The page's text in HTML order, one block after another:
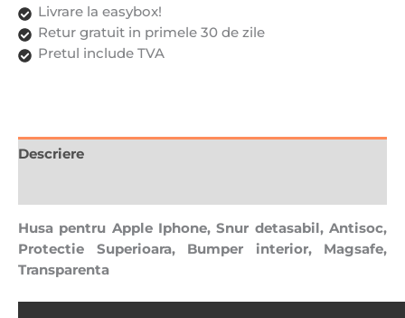
Livrare la easybox!
Retur gratuit in primele 30 de zile
Pretul include TVA
Descriere
Husa pentru Apple Iphone, Snur detasabil, Antisoc,
Protectie Superioara, Bumper interior, Magsafe,
Transparenta